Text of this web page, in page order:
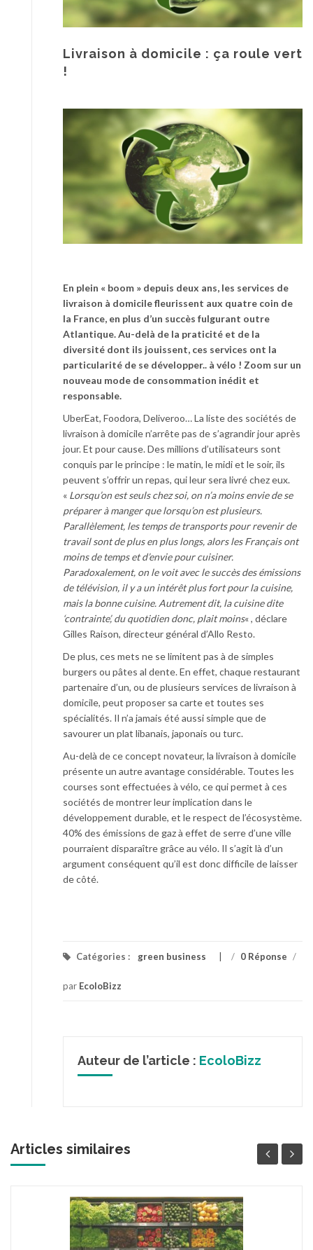
Livraison à domicile : ça roule vert
!
En plein « boom » depuis deux ans, les services de
livraison à domicile fleurissent aux quatre coin de
la France, en plus d’un succès fulgurant outre
Atlantique. Au-delà de la praticité et de la
diversité dont ils jouissent, ces services ont la
particularité de se développer.. à vélo ! Zoom sur un
nouveau mode de consommation inédit et
responsable.
UberEat, Foodora, Deliveroo… La liste des sociétés de
livraison à domicile n’arrête pas de s’agrandir jour après
jour. Et pour cause. Des millions d’utilisateurs sont
conquis par le principe : le matin, le midi et le soir, ils
peuvent s’offrir un repas, qui leur sera livré chez eux.
« Lorsqu’on est seuls chez soi, on n’a moins envie de se
préparer à manger que lorsqu’on est plusieurs.
Parallèlement, les temps de transports pour revenir de
travail sont de plus en plus longs, alors les Français ont
moins de temps et d’envie pour cuisiner.
Paradoxalement, on le voit avec le succès des émissions
de télévision, il y a un intérêt plus fort pour la cuisine,
mais la bonne cuisine. Autrement dit, la cuisine dite
‘contrainte’, du quotidien donc, plait moins« , déclare
Gilles Raison, directeur général d’Allo Resto.
De plus, ces mets ne se limitent pas à de simples
burgers ou pâtes al dente. En effet, chaque restaurant
partenaire d’un, ou de plusieurs services de livraison à
domicile, peut proposer sa carte et toutes ses
spécialités. Il n’a jamais été aussi simple que de
savourer un plat libanais, japonais ou turc.
Au-delà de ce concept novateur, la livraison à domicile
présente un autre avantage considérable. Toutes les
courses sont effectuées à vélo, ce qui permet à ces
sociétés de montrer leur implication dans le
développement durable, et le respect de l’écosystème.
40% des émissions de gaz à effet de serre d’une ville
pourraient disparaître grâce au vélo. Il s’agit là d’un
argument conséquent qu’il est donc difficile de laisser
de côté.
Catégories : green business / 0 Réponse /
par EcoloBizz
Auteur de l’article : EcoloBizz
Articles similaires